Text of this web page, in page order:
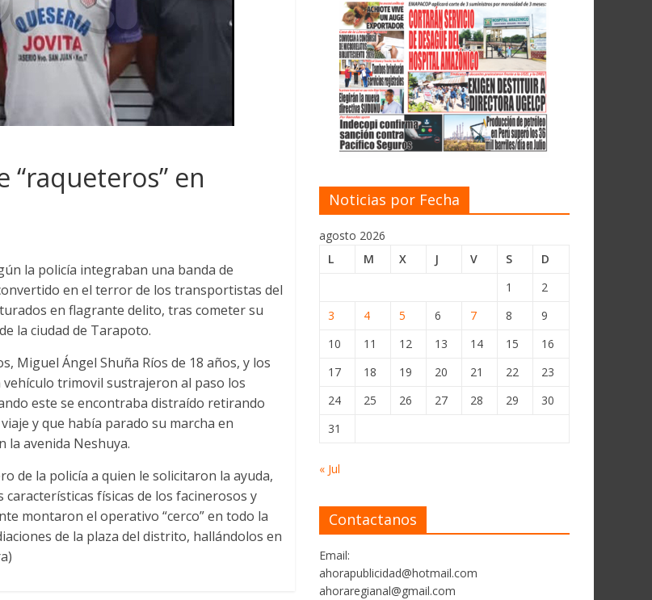
“raqueteros” en
la policía integraban una banda de
en el terror de los transportistas del
en flagrante delito, tras cometer su
la ciudad de Tarapoto.
Miguel Ángel Shuña Ríos de 18 años, y los
vehículo trimovil sustrajeron al paso los
este se encontraba distraído retirando
y que había parado su marcha en
la avenida Neshuya.
de la policía a quien le solicitaron la ayuda,
físicas de los facinerosos y
montaron el operativo “cerco” en todo la
de la plaza del distrito, hallándolos en
Noticias por Fecha
agosto 2026
L
M X J V S
D
1
2
3
4 5 6 7 8
9
10
11 12 13 14 15
16
17
18 19 20 21 22
23
24
25 26 27 28 29
30
31
« Jul
Contactanos
Email:
ahorapublicidad@hotmail.com
ahoraregianal@gmail.com